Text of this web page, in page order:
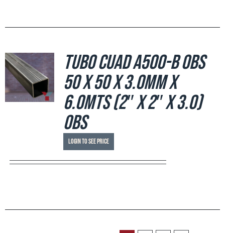
Tubo Cuad A500-B OBS
50 x 50 x 3.0mm x
6.0mts (2″ x 2″ x 3.0)
OBS
Login to see price